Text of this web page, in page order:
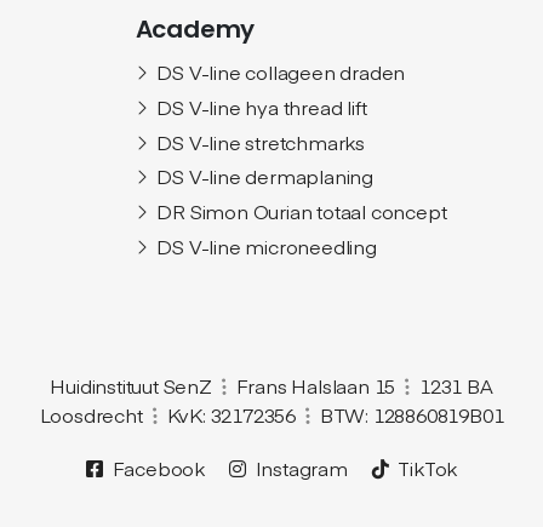
Academy
DS V-line collageen draden
DS V-line hya thread lift
DS V-line stretchmarks
DS V-line dermaplaning
DR Simon Ourian totaal concept
DS V-line microneedling
Huidinstituut SenZ Frans Halslaan 15
1231 BA
Loosdrecht
KvK: 32172356
BTW: 128860819B01
Facebook
Instagram TikTok